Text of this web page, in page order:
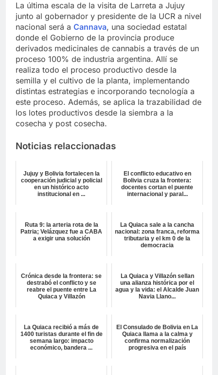
La última escala de la visita de Larreta a Jujuy
junto al gobernador y presidente de la UCR a nivel
nacional será a Cannava, una sociedad estatal
donde el Gobierno de la provincia produce
derivados medicinales de cannabis a través de un
proceso 100% de industria argentina. Allí se
realiza todo el proceso productivo desde la
semilla y el cultivo de la planta, implementando
distintas estrategias e incorporando tecnología a
este proceso. Además, se aplica la trazabilidad de
los lotes productivos desde la siembra a la
cosecha y post cosecha.
Noticias relaccionadas
Jujuy y Bolivia fortalecen la
cooperación judicial y policial
en un histórico acto
institucional en ...
El conflicto educativo en
Bolivia cruza la frontera:
docentes cortan el puente
internacional y paral...
Ruta 9: la arteria rota de la
Patria; Velázquez fue a CABA
a exigir una solución
La Quiaca sale a la cancha
nacional: zona franca, reforma
tributaria y el km 0 de la
democracia
Crónica desde la frontera: se
destrabó el conflicto y se
reabre el puente entre La
Quiaca y Villazón
La Quiaca y Villazón sellan
una alianza histórica por el
agua y la vida: el Alcalde Juan
Navia Llano...
La Quiaca recibió a más de
1400 turistas durante el fin de
semana largo: impacto
económico, bandera ...
El Consulado de Bolivia en La
Quiaca llama a la calma y
confirma normalización
progresiva en el país